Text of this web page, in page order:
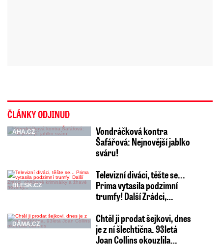
ČLÁNKY ODJINUD
AHA.CZ
Vondráčková kontra
Šafářová: Nejnovější jablko
sváru!
BLESK.CZ
Televizní diváci, těšte se...
Prima vytasila podzimní
trumfy! Další Zrádci,…
DÁMA.CZ
Chtěl ji prodat šejkovi, dnes
je z ní šlechtična. 93letá
Joan Collins okouzlila…